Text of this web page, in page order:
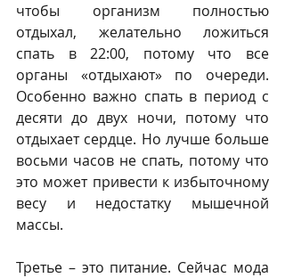
чтобы организм полностью
отдыхал, желательно ложиться
спать в 22:00, потому что все
органы «отдыхают» по очереди.
Особенно важно спать в период с
десяти до двух ночи, потому что
отдыхает сердце. Но лучше больше
восьми часов не спать, потому что
это может привести к избыточному
весу и недостатку мышечной
массы.
Третье – это питание. Сейчас мода